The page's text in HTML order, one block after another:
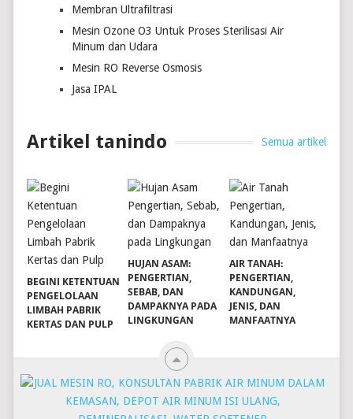
Membran Ultrafiltrasi
Mesin Ozone O3 Untuk Proses Sterilisasi Air
Minum dan Udara
Mesin RO Reverse Osmosis
Jasa IPAL
Artikel tanindo Semua artikel
BEGINI KETENTUAN
PENGELOLAAN
LIMBAH PABRIK
KERTAS DAN PULP
HUJAN ASAM:
PENGERTIAN,
SEBAB, DAN
DAMPAKNYA PADA
LINGKUNGAN
AIR TANAH:
PENGERTIAN,
KANDUNGAN,
JENIS, DAN
MANFAATNYA